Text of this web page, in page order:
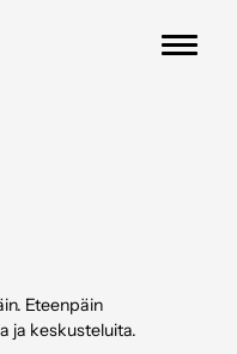
Eteenpäin
ja keskusteluita.